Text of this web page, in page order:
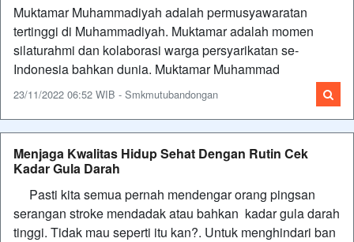
Muktamar Muhammadiyah adalah permusyawaratan
tertinggi di Muhammadiyah. Muktamar adalah momen
silaturahmi dan kolaborasi warga persyarikatan se-
Indonesia bahkan dunia. Muktamar Muhammad
23/11/2022 06:52 WIB - Smkmutubandongan
Menjaga Kwalitas Hidup Sehat Dengan Rutin Cek
Kadar Gula Darah
Pasti kita semua pernah mendengar orang pingsan
serangan stroke mendadak atau bahkan kadar gula darah
tinggi. Tidak mau seperti itu kan?. Untuk menghindari ban